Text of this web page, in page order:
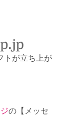
トが立ち上が
の【メッセ